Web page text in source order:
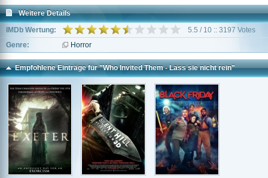
Weitere Details
IMDb Wertung:
5.5 / 10 :: 3197 Votes
Genre:
Horror
Empfohlene Einträge für "Who Invited Them - Lass sie nicht rein"